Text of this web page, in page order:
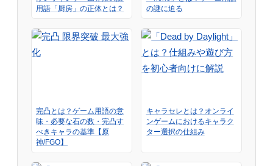
用語「厨房」の正体とは？
の謎に迫る
完凸とは？ゲーム用語の意
味・必要な石の数・完凸す
べきキャラの基準【原
神/FGO】
キャラセレとは？オンライ
ンゲームにおけるキャラク
ター選択の仕組み